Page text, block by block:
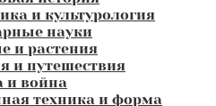
и культурология
науки
и растения
и путешествия
и война
техника и форма